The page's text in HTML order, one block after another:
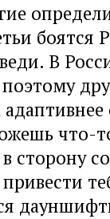
боятся
В
что-
сторону